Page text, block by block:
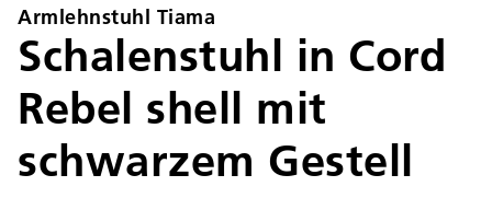
Armlehnstuhl Tiama
Schalenstuhl in Cord
Rebel shell mit
schwarzem Gestell